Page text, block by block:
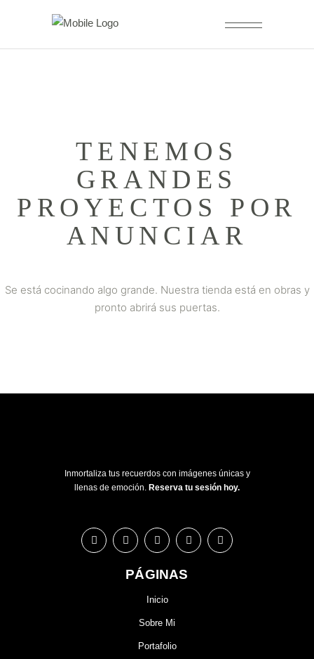
TENEMOS
GRANDES
PROYECTOS POR
ANUNCIAR
Se está cocinando algo grande. Nuestra tienda está en obras y
pronto abrirá sus puertas.
Inmortaliza tus recuerdos con imágenes únicas y
llenas de emoción. Reserva tu sesión hoy.
PÁGINAS
Inicio
Sobre Mi
Portafolio